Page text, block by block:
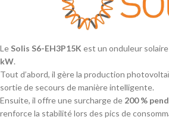
Le Solis S6-EH3P15K est un onduleur
kW.
Tout d’abord, il gère la production
sortie de secours de manière intelligente.
Ensuite, il offre une surcharge de 200 %
renforce la stabilité lors des pics de